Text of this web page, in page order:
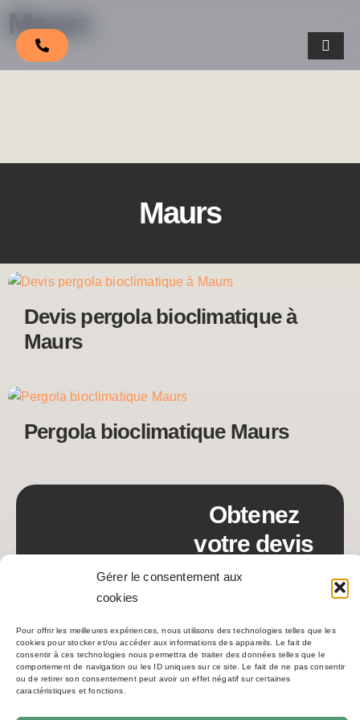
Gérer le consentement aux
cookies
Pour offrir les meilleures expériences, nous utilisons des technologies telles que les
cookies pour stocker et/ou accéder aux informations des appareils. Le fait de
consentir à ces technologies nous permettra de traiter des données telles que le
comportement de navigation ou les ID uniques sur ce site. Le fait de ne pas consentir
ou de retirer son consentement peut avoir un effet négatif sur certaines
caractéristiques et fonctions.
Maurs
Maurs
Devis pergola bioclimatique à
Maurs
Pergola bioclimatique Maurs
Obtenez
votre devis
DEVIS
Donnez votre avis :